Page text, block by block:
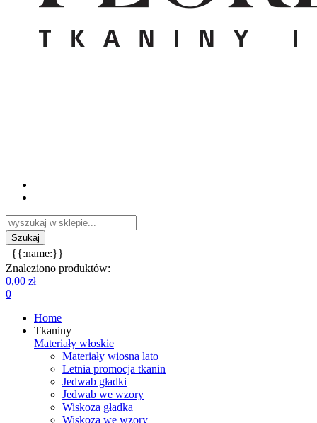
{{:name:}}
Znaleziono produktów:
0,00 zł
0
Home
Tkaniny
Materiały włoskie
Materiały wiosna lato
Letnia promocja tkanin
Jedwab gładki
Jedwab we wzory
Wiskoza gładka
Wiskoza we wzory